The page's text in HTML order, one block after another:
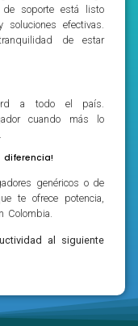
de soporte está listo
efectivas.
de estar
a todo el país.
cuando más lo
genéricos o de
te ofrece potencia,
Colombia.
al siguiente